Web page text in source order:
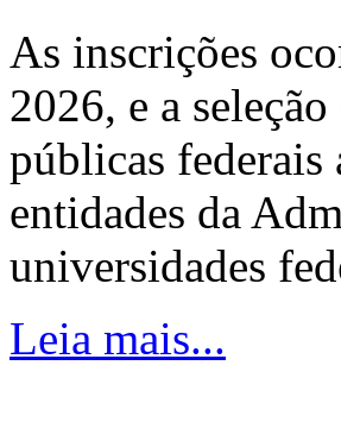
As inscrições
2026, e a
públicas federais
entidades da
universidades
Leia mais...